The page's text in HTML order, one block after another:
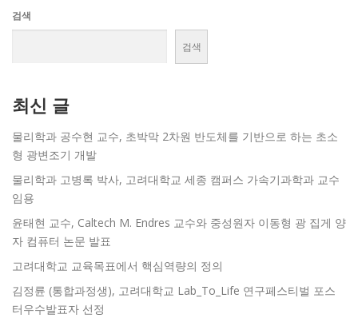
검색
검색
최신 글
물리학과 공수현 교수, 초박막 2차원 반도체를 기반으로 하는 초소
형 광변조기 개발
물리학과 고병록 박사, 고려대학교 세종 캠퍼스 가속기과학과 교수
임용
윤태현 교수, Caltech M. Endres 교수와 중성원자 이동형 광 집게 양
자 컴퓨터 논문 발표
고려대학교 교육목표에서 핵심역량의 정의
김정륜 (통합과정생), 고려대학교 Lab_To_Life 연구페스티벌 포스
터우수발표자 선정